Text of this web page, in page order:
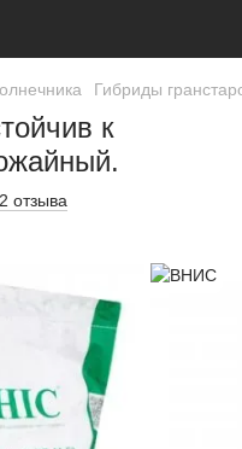
Гибриды
к
2 отзыва